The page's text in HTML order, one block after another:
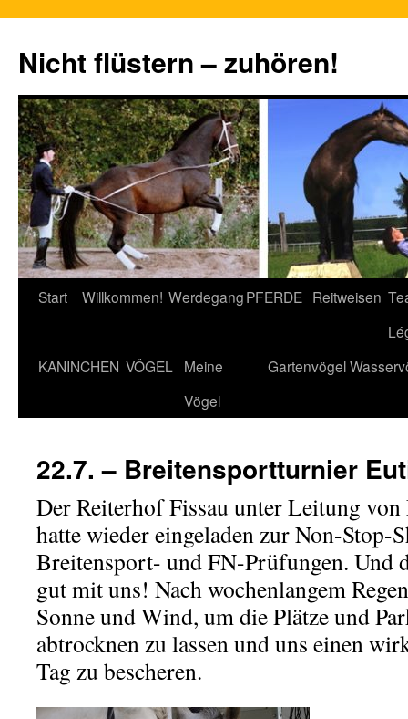
Nicht flüstern – zuhören!
Zum
springen
Start Willkommen! WerdegangPFERDE Reitweisen
KANINCHEN VÖGEL
Meine
Vögel
Gartenvögel
22.7. – Breitensportturnier
Der Reiterhof Fissau unter Leitung
hatte wieder eingeladen zur Non-Stop-
Breitensport- und FN-Prüfungen. Und
gut mit uns! Nach wochenlangem
Sonne und Wind, um die Plätze und
abtrocknen zu lassen und uns einen
Tag zu bescheren.